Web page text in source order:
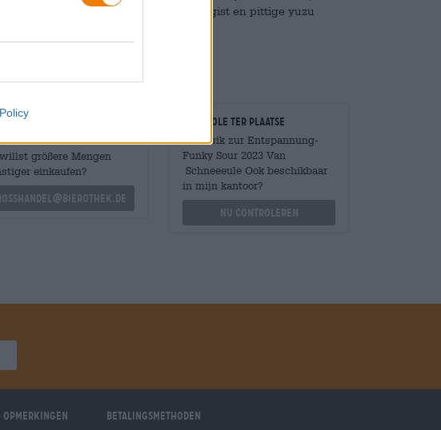
ovenvers zuurdesembrood, funky gist en pittige yuzu
of
größere Mengen
einkaufen?
Controle ter plaatse
Is Musik zur Entspannung-
Funky Sour 2023 Van
Schneeeule Ook beschikbaar
in mijn kantoor?
Nu controleren
Betalingsmethoden